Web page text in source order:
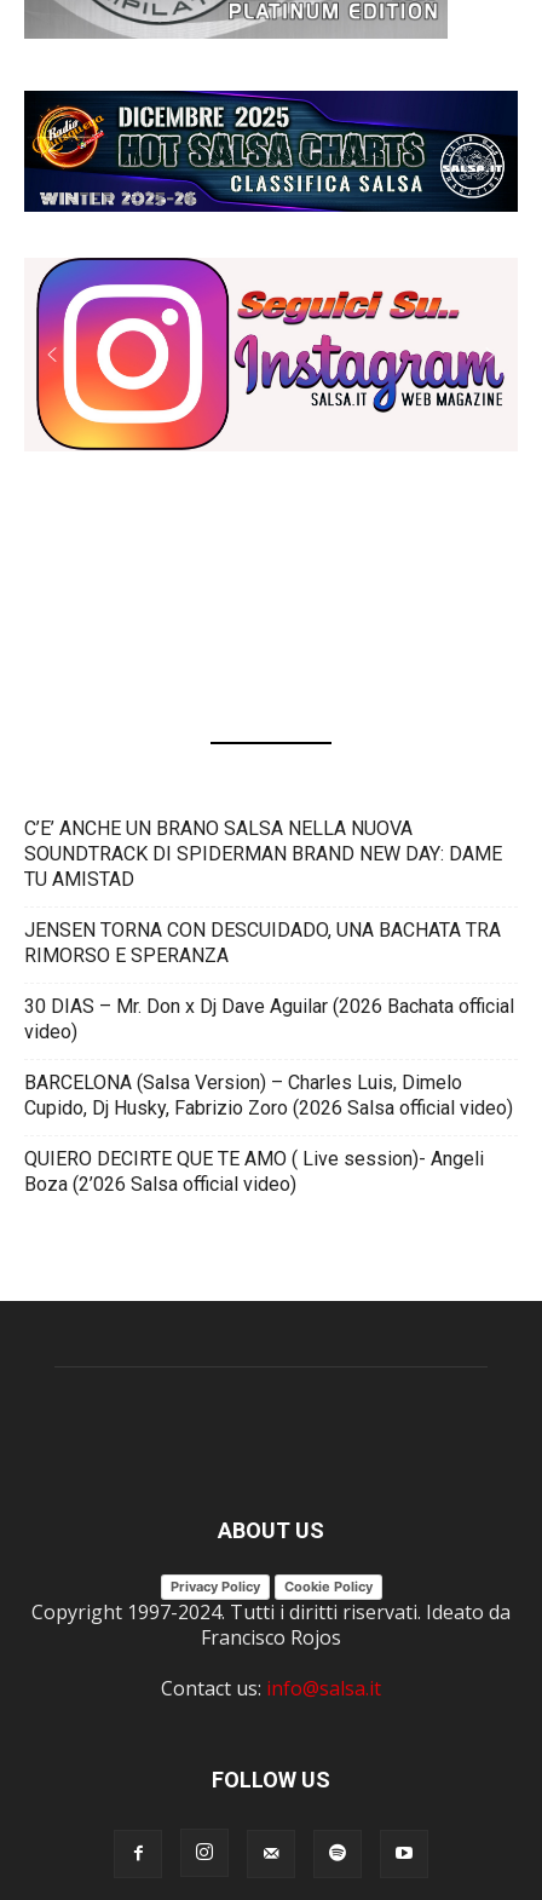
C’E’ ANCHE UN BRANO SALSA NELLA NUOVA
SOUNDTRACK DI SPIDERMAN BRAND NEW DAY: DAME
TU AMISTAD
JENSEN TORNA CON DESCUIDADO, UNA BACHATA TRA
RIMORSO E SPERANZA
30 DIAS – Mr. Don x Dj Dave Aguilar (2026 Bachata official
video)
BARCELONA (Salsa Version) – Charles Luis, Dimelo
Cupido, Dj Husky, Fabrizio Zoro (2026 Salsa official video)
QUIERO DECIRTE QUE TE AMO ( Live session)- Angeli
Boza (2’026 Salsa official video)
ABOUT US
Privacy Policy Cookie Policy
Copyright 1997-2024. Tutti i diritti riservati. Ideato da
Francisco Rojos
Contact us: info@salsa.it
FOLLOW US